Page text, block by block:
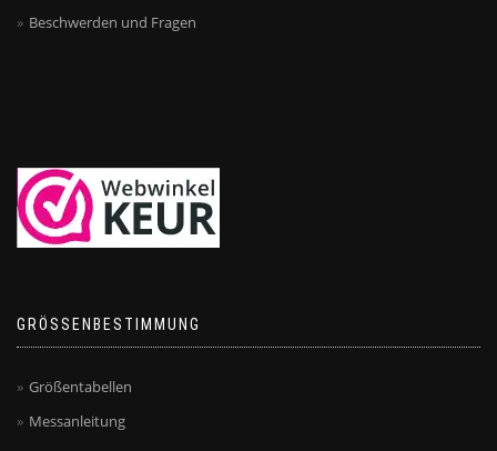
Beschwerden und Fragen
GRÖSSENBESTIMMUNG
Größentabellen
Messanleitung